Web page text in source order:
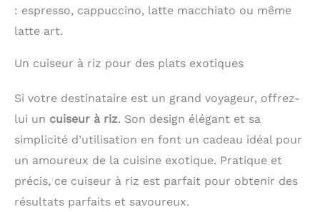
: espresso, cappuccino, latte macchiato ou même
latte art.
Un cuiseur à riz pour des plats exotiques
Si votre destinataire est un grand voyageur, offrez-
lui un cuiseur à riz. Son design élégant et sa
simplicité d’utilisation en font un cadeau idéal pour
un amoureux de la cuisine exotique. Pratique et
précis, ce cuiseur à riz est parfait pour obtenir des
résultats parfaits et savoureux.